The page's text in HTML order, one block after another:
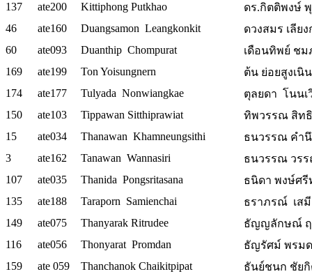
137
ate200 Kittiphong Putkhao
ดร.กิตติพงษ์
46
ate160 Duangsamon Leangkonkit
ดวงสมร เลีย
60
ate093 Duanthip Chompurat
เดือนทิพย์ ชม
169
ate199 Ton Yoisungnern
ต้น ย่อยสูงเนิน
174
ate177 Tulyada Nonwiangkae
ตุลยดา โนนเ
150
ate103 Tippawan Sitthiprawiat
ทิพวรรณ สิท
15
ate034 Thanawan Khamneungsithi
ธนวรรณ คำ
3
ate162 Tanawan Wannasiri
ธนวรรณ วร
107
ate035 Thanida Pongsritasana
ธนิดา พงษ์ศรี
135
ate188 Taraporn Samienchai
ธราภรณ์ เส
149
ate075 Thanyarak Ritrudee
ธัญญลักษณ์ ฤ
116
ate056 Thonyarat Promdan
ธัญรัศม์ พรม
159
ate 059 Thanchanok Chaikitpipat
ธันย์ชนก ชัย